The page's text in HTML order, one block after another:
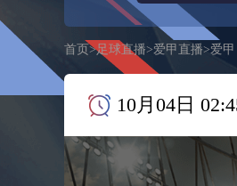
首页 >足球直播>爱甲直播>爱
10月04日